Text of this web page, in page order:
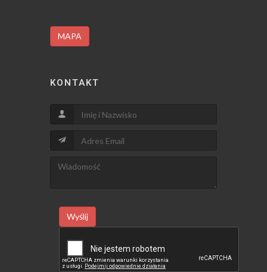
MAPA
KONTAKT
Wyślij